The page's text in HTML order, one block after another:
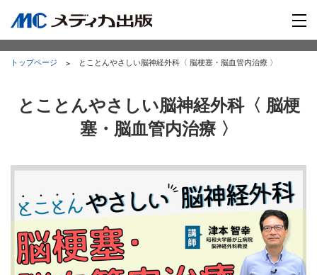
トップページ とことんやさしい脳神経外科〈 脳梗塞・脳血管内治療 〉
とことんやさしい脳神経外科〈 脳梗
塞・脳血管内治療 〉